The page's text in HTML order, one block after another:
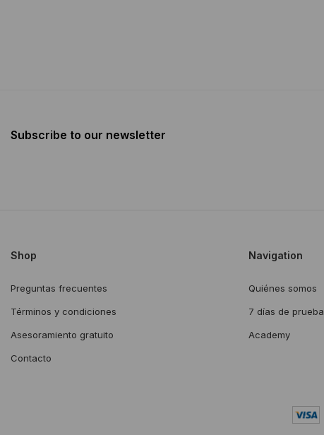
Subscribe to our newsletter
Shop
Preguntas frecuentes
Términos y condiciones
Asesoramiento gratuito
Contacto
Navigation
Quiénes somos
7 días de prueba
Academy